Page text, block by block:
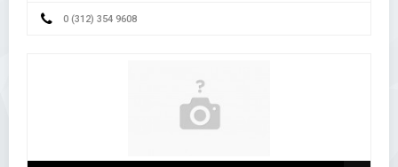
0 (312) 354 9608